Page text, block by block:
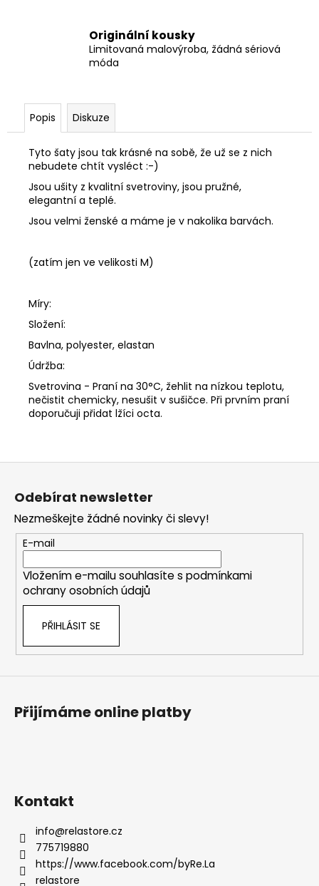
Originální kousky
Limitovaná malovýroba, žádná sériová
móda
Popis Diskuze
Tyto šaty jsou tak krásné na sobě, že už se z nich
nebudete chtít vysléct :-)
Jsou ušity z kvalitní svetroviny, jsou pružné,
elegantní a teplé.
Jsou velmi ženské a máme je v nakolika barvách.
(zatím jen ve velikosti M)
Míry:
Složení:
Bavlna, polyester, elastan
Údržba:
Svetrovina - Praní na 30°C, žehlit na nízkou teplotu,
nečistit chemicky, nesušit v sušičce. Při prvním praní
doporučuji přidat lžíci octa.
Z
Odebírat newsletter
Nezmeškejte žádné novinky či slevy!
E-mail
Vložením e-mailu souhlasíte s podmínkami
ochrany osobních údajů
PŘIHLÁSIT SE
Přijímáme online platby
Kontakt
info@relastore.cz
775719880
https://www.facebook.com/byRe.La
relastore